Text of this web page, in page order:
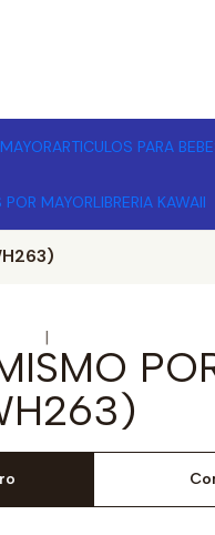
ARTICULOS PARA
POR MAYORLIBRERIA KAWAII
|